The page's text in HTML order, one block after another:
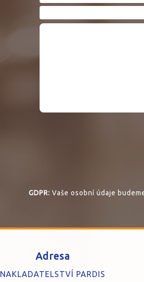
GDPR: Vaše osobní údaje
Adresa
NAKLADATELSTVÍ PARDIS